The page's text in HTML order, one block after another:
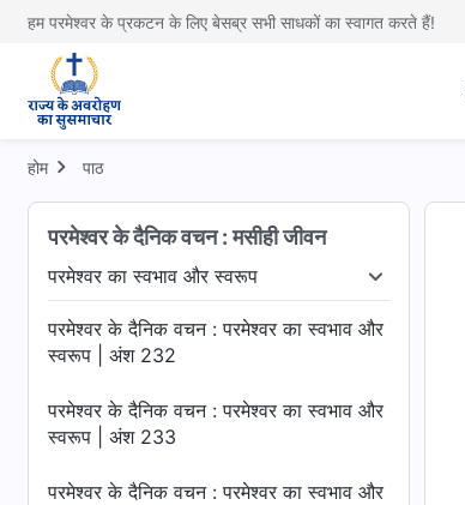
हम परमेश्वर के प्रकटन के लिए बेसब्र सभी साधकों का स्वागत करते हैं!
होम पाठ
परमेश्वर के दैनिक वचन : मसीही जीवन
परमेश्वर का स्वभाव और स्वरूप
को जानना परमेश्वर का स्वभाव और स्वरूप
परमेश्वर के दैनिक वचन : परमेश्वर का स्वभाव और
स्वरूप | अंश 232
परमेश्वर के दैनिक वचन : परमेश्वर का स्वभाव और
स्वरूप | अंश 233
परमेश्वर के दैनिक वचन : परमेश्वर का स्वभाव और